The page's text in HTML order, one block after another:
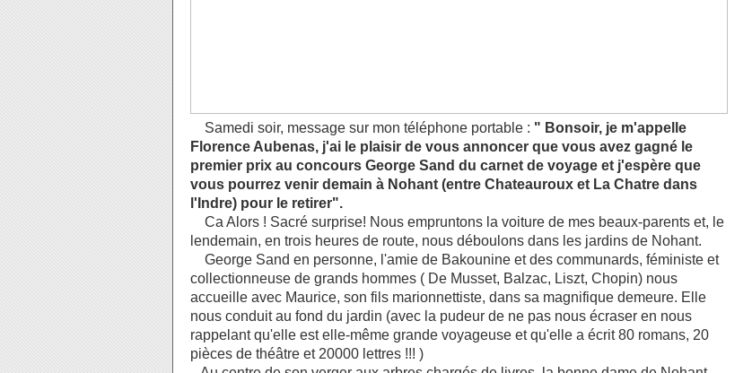
Samedi soir, message sur mon téléphone portable : " Bonsoir, je m'appelle
Florence Aubenas, j'ai le plaisir de vous annoncer que vous avez gagné le
premier prix au concours George Sand du carnet de voyage et j'espère que
vous pourrez venir demain à Nohant (entre Chateauroux et La Chatre dans
l'Indre) pour le retirer".
Ca Alors ! Sacré surprise! Nous empruntons la voiture de mes beaux-parents et, le
lendemain, en trois heures de route, nous déboulons dans les jardins de Nohant.
George Sand en personne, l'amie de Bakounine et des communards, féministe et
collectionneuse de grands hommes ( De Musset, Balzac, Liszt, Chopin) nous
accueille avec Maurice, son fils marionnettiste, dans sa magnifique demeure. Elle
nous conduit au fond du jardin (avec la pudeur de ne pas nous écraser en nous
rappelant qu'elle est elle-même grande voyageuse et qu'elle a écrit 80 romans, 20
pièces de théâtre et 20000 lettres !!! )